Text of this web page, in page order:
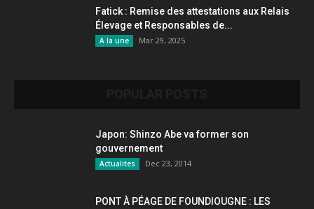
Fatick : Remise des attestations aux Relais
Élevage et Responsables de...
A la une Mar 29, 2025
Japon: Shinzo Abe va former son
gouvernement
Actualites Dec 23, 2014
PONT À PÉAGE DE FOUNDIOUGNE : LES